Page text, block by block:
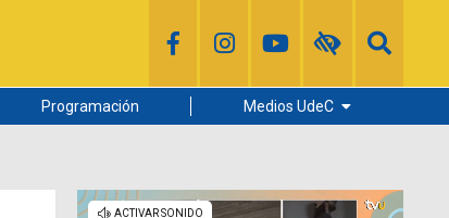
Programación Medios UdeC
Radio UdeC